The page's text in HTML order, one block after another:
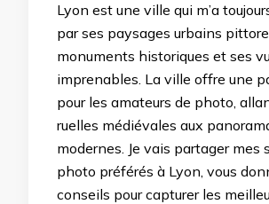
Lyon est une ville qui m’a
par ses paysages urbains
monuments historiques et ses
imprenables. La ville offre une
pour les amateurs de photo,
ruelles médiévales aux
modernes. Je vais partager mes
photo préférés à Lyon, vous
conseils pour capturer les